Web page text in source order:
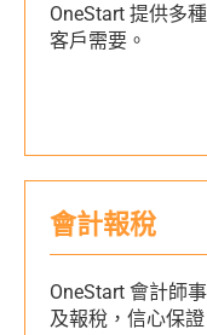
OneStart 提供多
客戶需要。
會計報稅
OneStart 會計師
及報稅，信心保